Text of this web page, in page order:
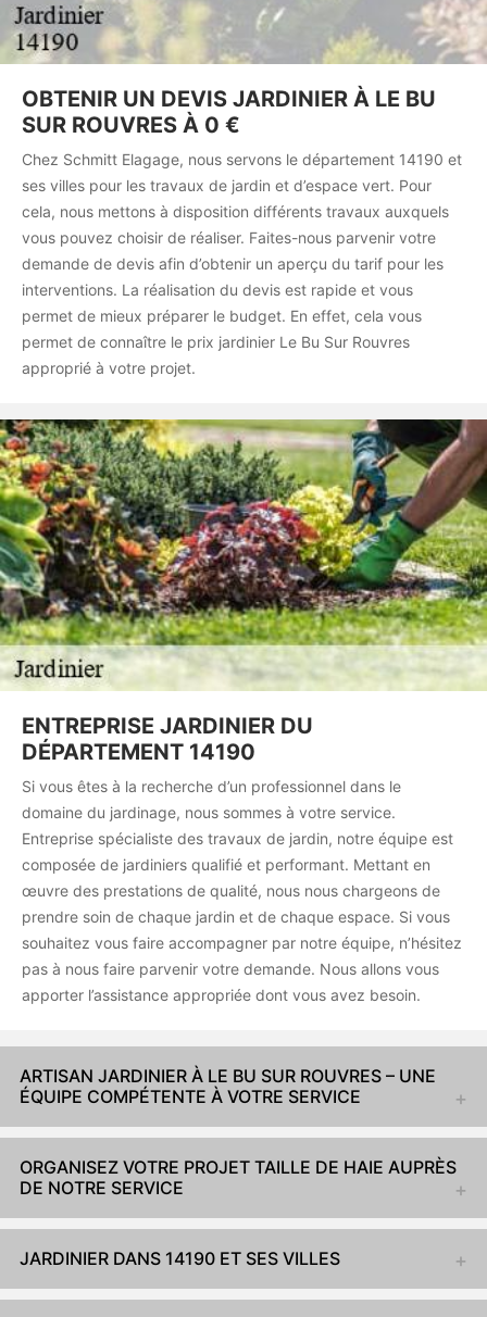
OBTENIR UN DEVIS JARDINIER À LE BU
SUR ROUVRES À 0 €
Chez Schmitt Elagage, nous servons le département 14190 et
ses villes pour les travaux de jardin et d’espace vert. Pour
cela, nous mettons à disposition différents travaux auxquels
vous pouvez choisir de réaliser. Faites-nous parvenir votre
demande de devis afin d’obtenir un aperçu du tarif pour les
interventions. La réalisation du devis est rapide et vous
permet de mieux préparer le budget. En effet, cela vous
permet de connaître le prix jardinier Le Bu Sur Rouvres
approprié à votre projet.
ENTREPRISE JARDINIER DU
DÉPARTEMENT 14190
Si vous êtes à la recherche d’un professionnel dans le
domaine du jardinage, nous sommes à votre service.
Entreprise spécialiste des travaux de jardin, notre équipe est
composée de jardiniers qualifié et performant. Mettant en
œuvre des prestations de qualité, nous nous chargeons de
prendre soin de chaque jardin et de chaque espace. Si vous
souhaitez vous faire accompagner par notre équipe, n’hésitez
pas à nous faire parvenir votre demande. Nous allons vous
apporter l’assistance appropriée dont vous avez besoin.
ARTISAN JARDINIER À LE BU SUR ROUVRES – UNE
ÉQUIPE COMPÉTENTE À VOTRE SERVICE
ORGANISEZ VOTRE PROJET TAILLE DE HAIE AUPRÈS
DE NOTRE SERVICE
JARDINIER DANS 14190 ET SES VILLES